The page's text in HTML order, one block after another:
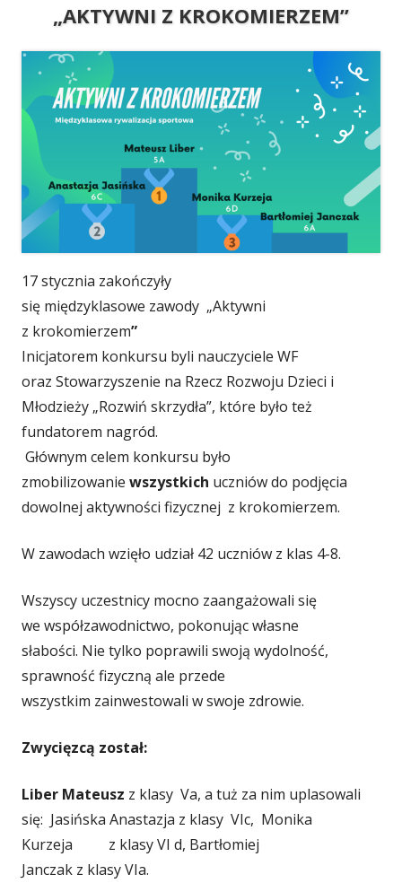
„AKTYWNI Z KROKOMIERZEM”
17 stycznia zakończyły
się międzyklasowe zawody „Aktywni
z krokomierzem”
Inicjatorem konkursu byli nauczyciele WF
oraz Stowarzyszenie na Rzecz Rozwoju Dzieci i
Młodzieży „Rozwiń skrzydła”, które było też
fundatorem nagród.
Głównym celem konkursu było
zmobilizowanie wszystkich uczniów do podjęcia
dowolnej aktywności fizycznej z krokomierzem.
W zawodach wzięło udział 42 uczniów z klas 4-8.
Wszyscy uczestnicy mocno zaangażowali się
we współzawodnictwo, pokonując własne
słabości. Nie tylko poprawili swoją wydolność,
sprawność fizyczną ale przede
wszystkim zainwestowali w swoje zdrowie.
Zwycięzcą został:
Liber Mateusz z klasy Va, a tuż za nim uplasowali
się: Jasińska Anastazja z klasy VIc, Monika
Kurzeja z klasy VI d, Bartłomiej
Janczak z klasy VIa.